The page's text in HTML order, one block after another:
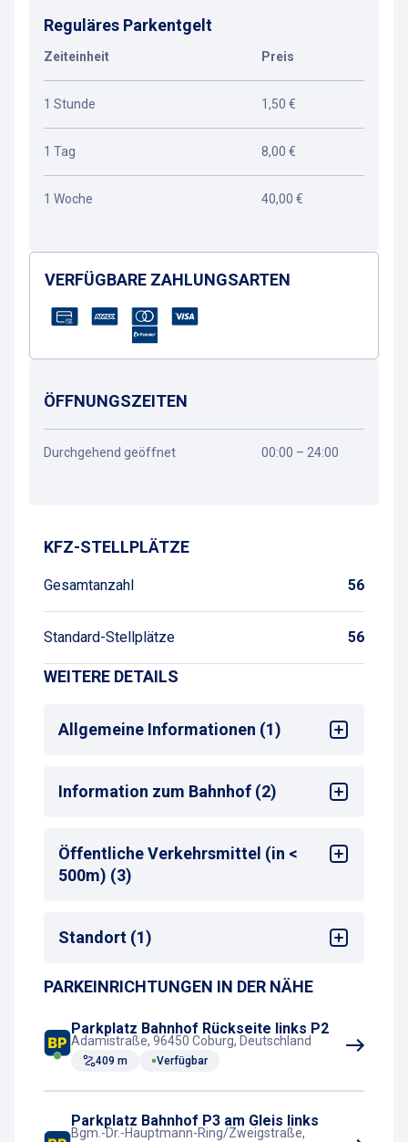
Reguläres Parkentgelt
Zeiteinheit Preis
1 Stunde 1,50 €
1 Tag 8,00 €
1 Woche 40,00 €
VERFÜGBARE ZAHLUNGSARTEN
ÖFFNUNGSZEITEN
Durchgehend geöffnet 00:00 – 24:00
KFZ-STELLPLÄTZE
Gesamtanzahl 56
Standard-Stellplätze 56
WEITERE DETAILS
Allgemeine Informationen (1)
Max. Parkdauer : max. 2 Wochen
Information zum Bahnhof (2)
Bahnhof
: Coburg
Entfernung zum nächsten Bahnhofseingang
200-250 m
Öffentliche Verkehrsmittel (in <
500m) (3)
Bus-Haltestelle
Zug-Haltestelle
Standort (1)
Bahnhof
PARKEINRICHTUNGEN IN DER NÄHE
Parkplatz Bahnhof Rückseite links P2
Adamistraße, 96450 Coburg, Deutschland
409 m Verfügbar
Parkplatz Bahnhof P3 am Gleis links
Bgm.-Dr.-Hauptmann-Ring/Zweigstraße,